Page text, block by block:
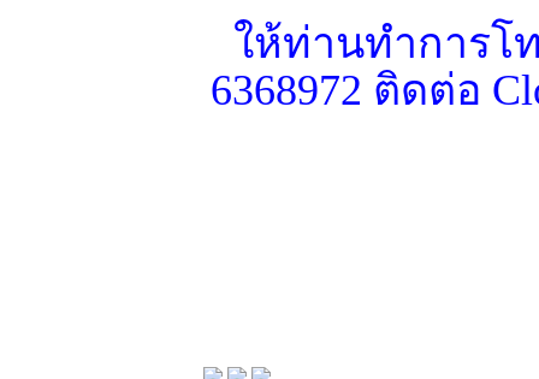
ให้ท่านทำการโ
6368972 ติดต่อ